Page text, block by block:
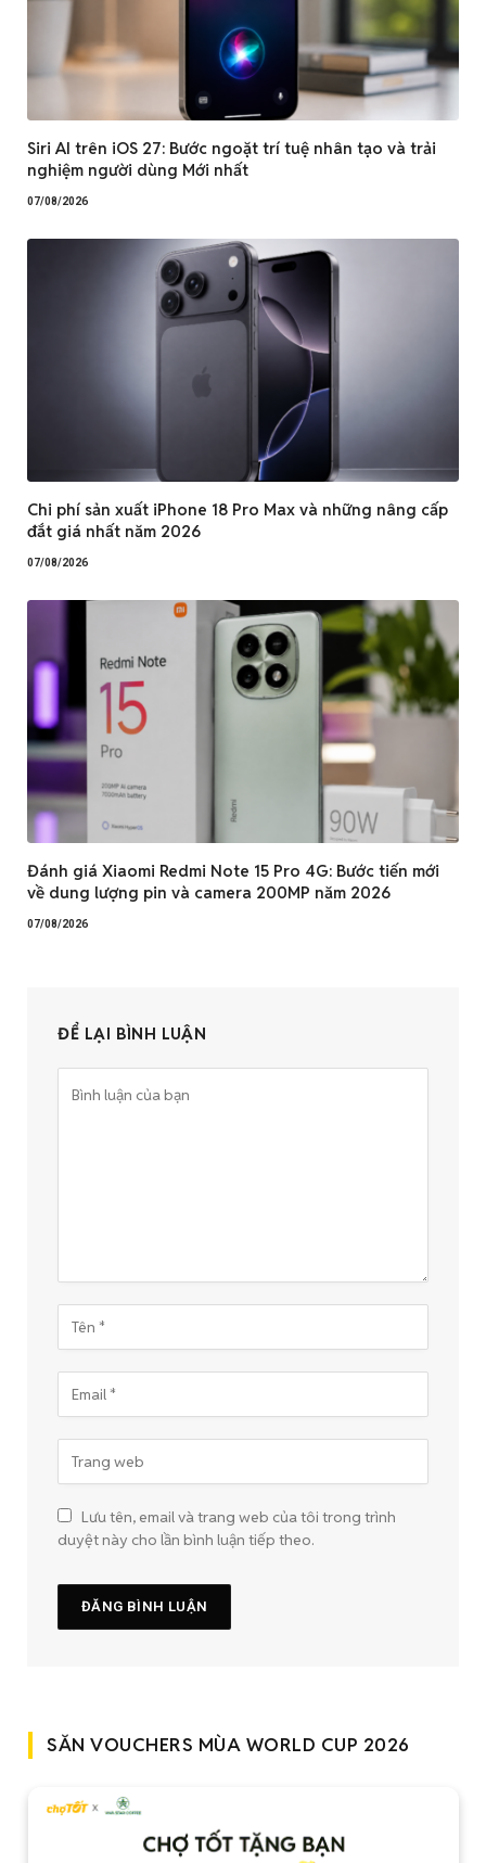
Siri AI trên iOS 27: Bước ngoặt trí tuệ nhân tạo và trải
nghiệm người dùng Mới nhất
07/08/2026
Chi phí sản xuất iPhone 18 Pro Max và những nâng cấp
đắt giá nhất năm 2026
07/08/2026
Đánh giá Xiaomi Redmi Note 15 Pro 4G: Bước tiến mới
về dung lượng pin và camera 200MP năm 2026
07/08/2026
ĐỂ LẠI BÌNH LUẬN
Lưu tên, email và trang web của tôi trong trình
duyệt này cho lần bình luận tiếp theo.
SĂN VOUCHERS MÙA WORLD CUP 2026